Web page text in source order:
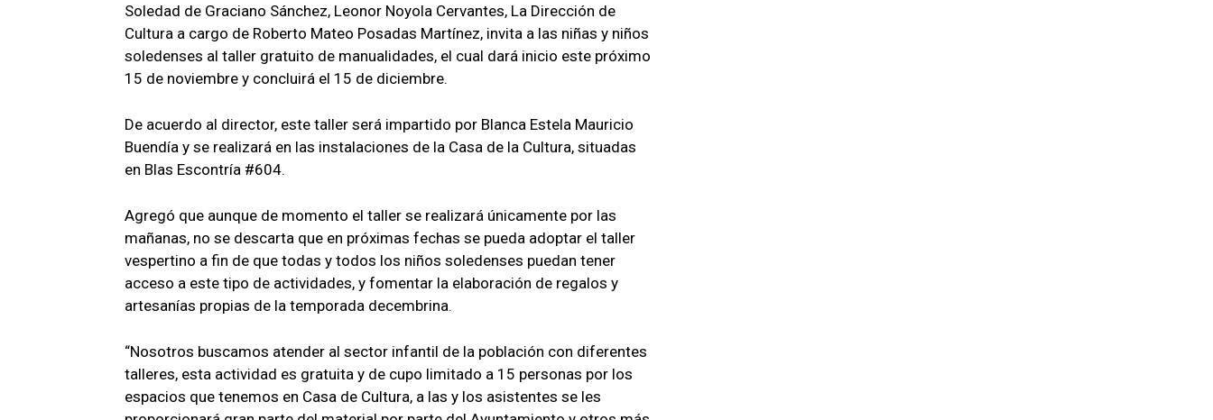
Soledad de Graciano Sánchez, Leonor Noyola Cervantes, La Dirección de
Cultura a cargo de Roberto Mateo Posadas Martínez, invita a las niñas y niños
soledenses al taller gratuito de manualidades, el cual dará inicio este próximo
15 de noviembre y concluirá el 15 de diciembre.
De acuerdo al director, este taller será impartido por Blanca Estela Mauricio
Buendía y se realizará en las instalaciones de la Casa de la Cultura, situadas
en Blas Escontría #604.
Agregó que aunque de momento el taller se realizará únicamente por las
mañanas, no se descarta que en próximas fechas se pueda adoptar el taller
vespertino a fin de que todas y todos los niños soledenses puedan tener
acceso a este tipo de actividades, y fomentar la elaboración de regalos y
artesanías propias de la temporada decembrina.
“Nosotros buscamos atender al sector infantil de la población con diferentes
talleres, esta actividad es gratuita y de cupo limitado a 15 personas por los
espacios que tenemos en Casa de Cultura, a las y los asistentes se les